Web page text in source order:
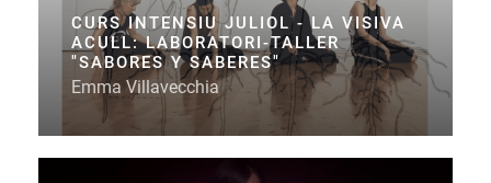
CURS INTENSIU JULIOL - LA VISIVA
ACULL: LABORATORI-TALLER
"SABORES Y SABERES"
Emma Villavecchia